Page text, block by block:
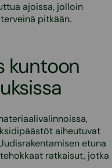
ajoissa, jolloin
pitkään.
kuntoon
aiheutuvat
etuna
ratkaisut, jotka